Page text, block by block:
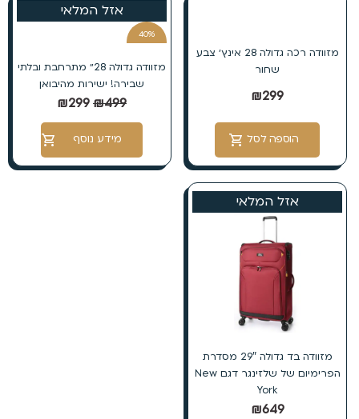
מזוודה רכה גדולה 28 אינץ׳ צבע
שחור
₪299
הוספה לסל
40%
אזל המלאי
מזוודה גדולה 28״ מתרחבת ובלתי
שבירה! ישירות מהיבואן
₪499
₪299
מידע נוסף
אזל המלאי
מזוודה בד גדולה 29″ מסדרת
הפרימיום של שלזינגר דגם New
York
₪649